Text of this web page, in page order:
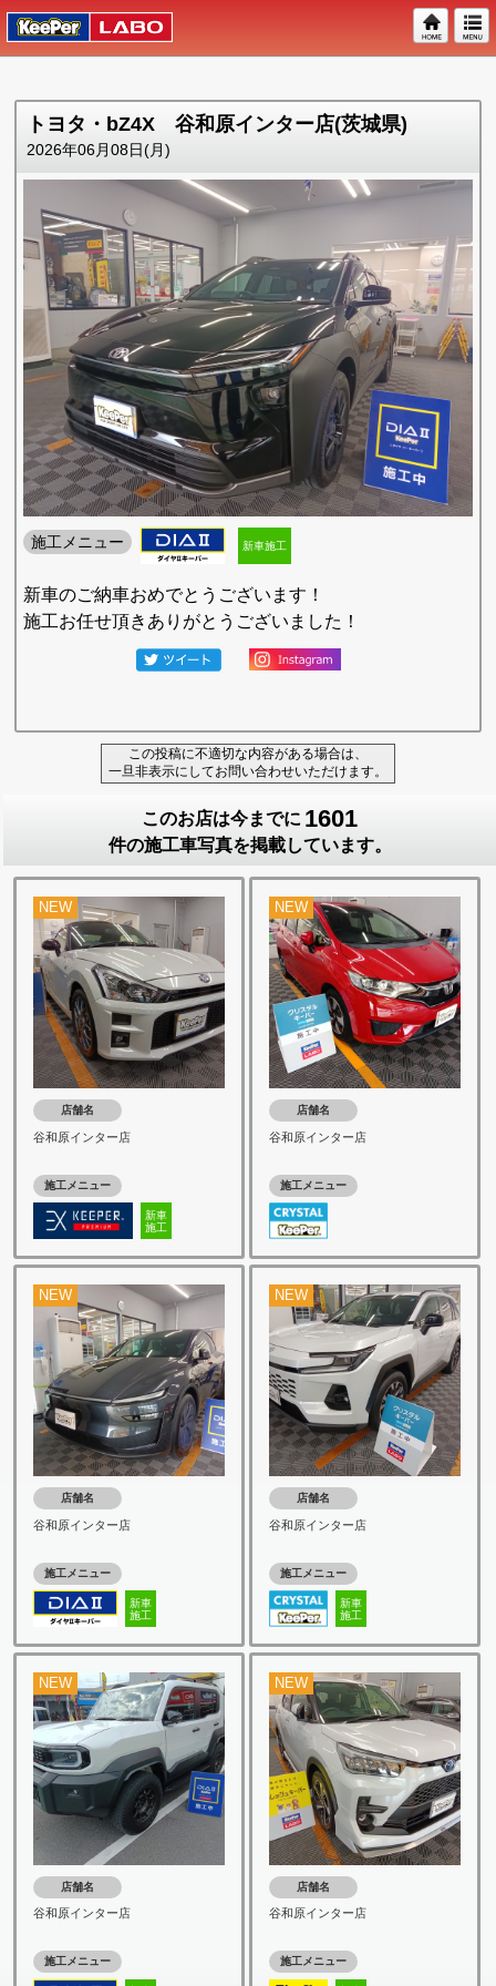
トヨタ・bZ4X 谷和原インター店(茨城県)
2026年06月08日(月)
施工メニュー 新車施工
新車のご納車おめでとうございます！
施工お任せ頂きありがとうございました！
この投稿に不適切な内容がある場合は、
一旦非表示にしてお問い合わせいただけます。
このお店は今までに 1601
件の施工車写真を掲載しています。
NEW
店舗名
谷和原インター店
施工メニュー
新車
施工
NEW
店舗名
谷和原インター店
施工メニュー
NEW
店舗名
谷和原インター店
施工メニュー
新車
施工
NEW
店舗名
谷和原インター店
施工メニュー
新車
施工
NEW
店舗名
谷和原インター店
施工メニュー
NEW
店舗名
谷和原インター店
施工メニュー